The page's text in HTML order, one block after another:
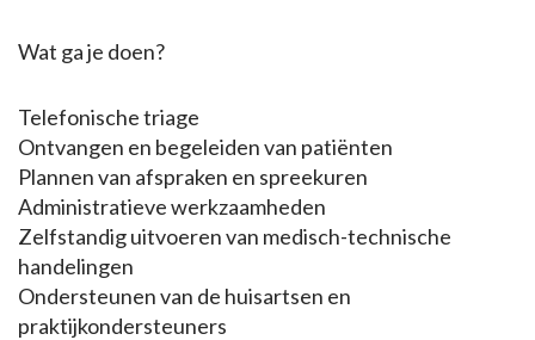
Wat ga je doen?
Telefonische triage
Ontvangen en begeleiden van patiënten
Plannen van afspraken en spreekuren
Administratieve werkzaamheden
Zelfstandig uitvoeren van medisch-technische
handelingen
Ondersteunen van de huisartsen en
praktijkondersteuners